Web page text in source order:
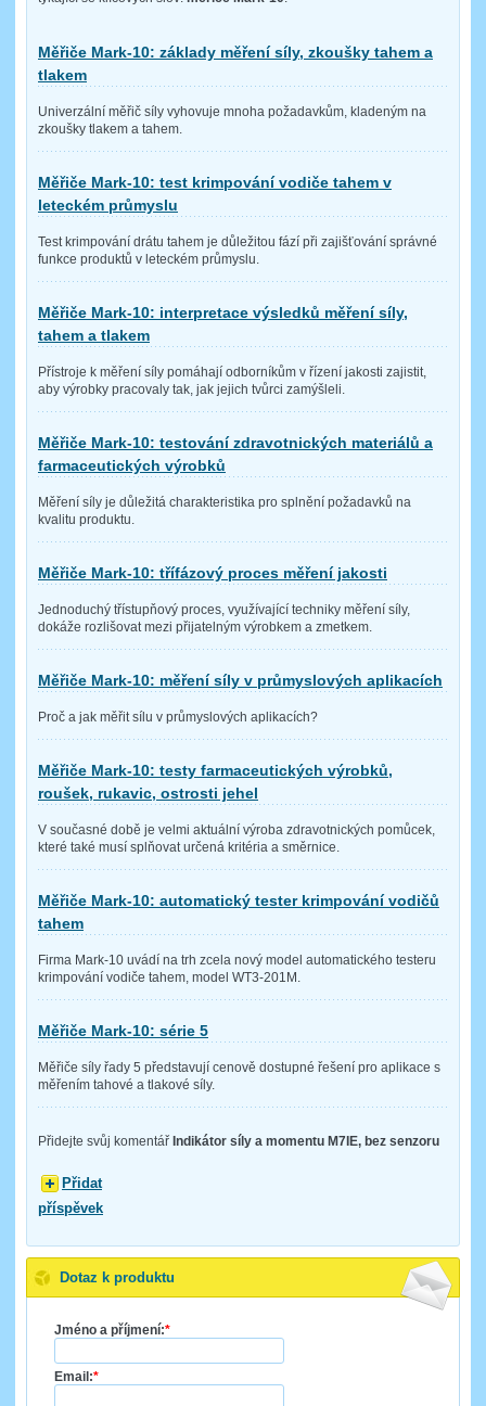
Měřiče Mark-10: základy měření síly, zkoušky tahem a
tlakem
Univerzální měřič síly vyhovuje mnoha požadavkům, kladeným na
zkoušky tlakem a tahem.
Měřiče Mark-10: test krimpování vodiče tahem v
leteckém průmyslu
Test krimpování drátu tahem je důležitou fází při zajišťování správné
funkce produktů v leteckém průmyslu.
Měřiče Mark-10: interpretace výsledků měření síly,
tahem a tlakem
Přístroje k měření síly pomáhají odborníkům v řízení jakosti zajistit,
aby výrobky pracovaly tak, jak jejich tvůrci zamýšleli.
Měřiče Mark-10: testování zdravotnických materiálů a
farmaceutických výrobků
Měření síly je důležitá charakteristika pro splnění požadavků na
kvalitu produktu.
Měřiče Mark-10: třífázový proces měření jakosti
Jednoduchý třístupňový proces, využívající techniky měření síly,
dokáže rozlišovat mezi přijatelným výrobkem a zmetkem.
Měřiče Mark-10: měření síly v průmyslových aplikacích
Proč a jak měřit sílu v průmyslových aplikacích?
Měřiče Mark-10: testy farmaceutických výrobků,
roušek, rukavic, ostrosti jehel
V současné době je velmi aktuální výroba zdravotnických pomůcek,
které také musí splňovat určená kritéria a směrnice.
Měřiče Mark-10: automatický tester krimpování vodičů
tahem
Firma Mark-10 uvádí na trh zcela nový model automatického testeru
krimpování vodiče tahem, model WT3-201M.
Měřiče Mark-10: série 5
Měřiče síly řady 5 představují cenově dostupné řešení pro aplikace s
měřením tahové a tlakové síly.
Přidejte svůj komentář Indikátor síly a momentu M7IE, bez senzoru
Přidat
příspěvek
Dotaz k produktu
Jméno a příjmení:*
Email:*